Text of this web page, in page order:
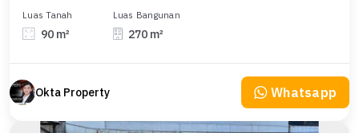
Luas Tanah
90 m²
Luas Bangunan
270 m²
Okta Property Whatsapp